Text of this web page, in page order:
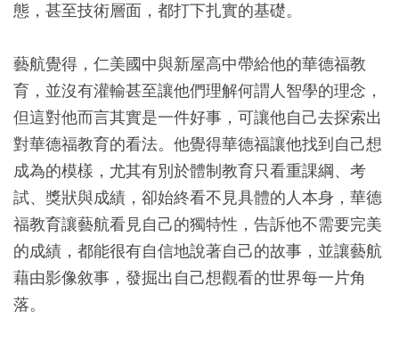
態，甚至技術層面，都打下扎實的基礎。
藝航覺得，仁美國中與新屋高中帶給他的華德福教
育，並沒有灌輸甚至讓他們理解何謂人智學的理念，
但這對他而言其實是一件好事，可讓他自己去探索出
對華德福教育的看法。他覺得華德福讓他找到自己想
成為的模樣，尤其有別於體制教育只看重課綱、考
試、獎狀與成績，卻始終看不見具體的人本身，華德
福教育讓藝航看見自己的獨特性，告訴他不需要完美
的成績，都能很有自信地說著自己的故事，並讓藝航
藉由影像敘事，發掘出自己想觀看的世界每一片角
落。